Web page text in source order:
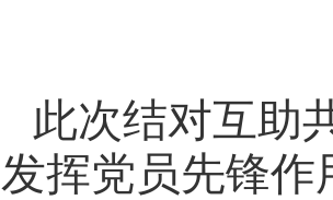
此次结对互助
发挥党员先锋